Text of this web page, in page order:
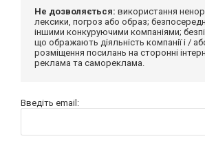
Не дозволяється: використання
лексики, погроз або образ;
іншими конкуруючими компаніями;
що ображають діяльність компанії і /
розміщення посилань на сторонні
реклама та самореклама.
Введіть email: